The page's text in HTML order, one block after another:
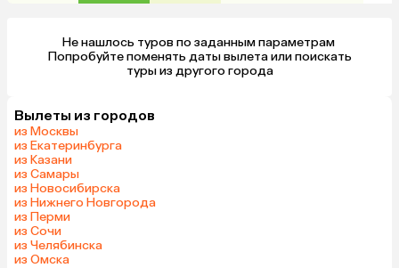
Не нашлось туров по заданным параметрам
туры из другого города
Вылеты из городов
из Москвы
из Екатеринбурга
из Казани
из Самары
из Новосибирска
из Нижнего Новгорода
из Перми
из Сочи
из Челябинска
из Омска